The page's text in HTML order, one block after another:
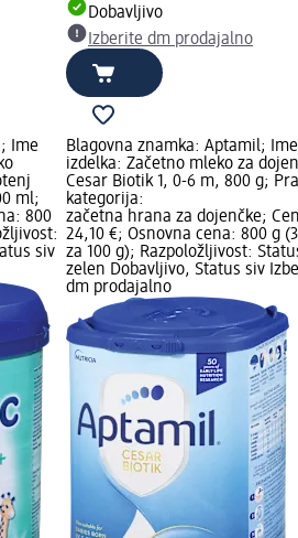
Dobavljivo
Izberite dm prodajalno
Ime
ml;
800
siv
Blagovna znamka: Aptamil; Ime
izdelka: Začetno mleko za
Cesar Biotik 1, 0-6 m, 800 g;
kategorija:
začetna hrana za dojenčke;
24,10 €; Osnovna cena: 800 g
za 100 g); Razpoložljivost:
zelen Dobavljivo, Status siv
dm prodajalno